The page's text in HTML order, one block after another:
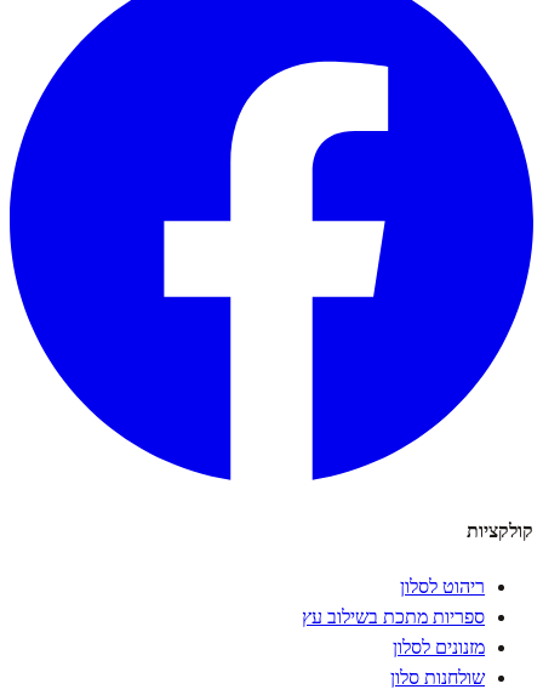
קולקציות
ריהוט לסלון
ספריות מתכת בשילוב עץ
מזנונים לסלון
שולחנות סלון